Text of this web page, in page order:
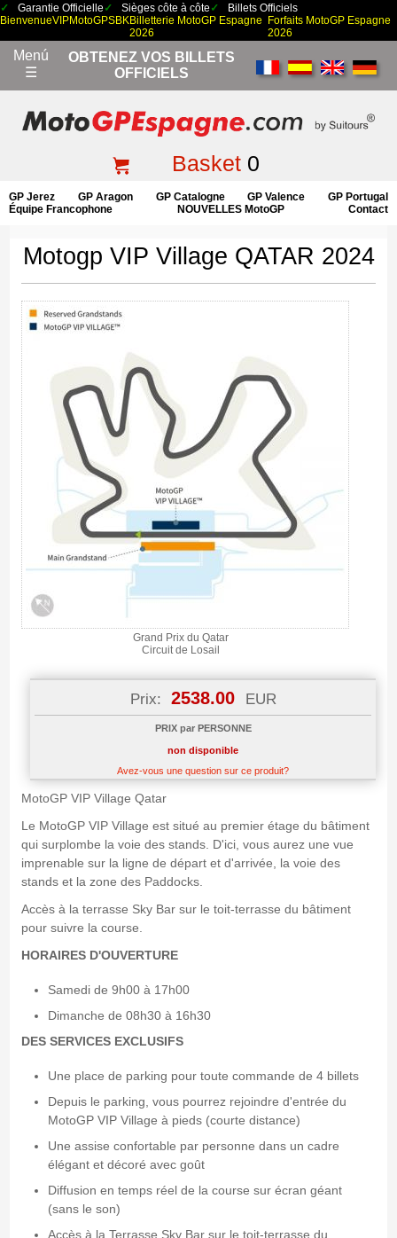
Garantie Officielle Sièges côte à côte
Billets Officiels
BienvenueVIPMotoGPSBKBilletterie MotoGP Espagne
2026
Forfaits MotoGP Espagne
2026
Menú
☰
OBTENEZ VOS BILLETS
OFFICIELS
Basket0
GP Jerez GP Aragon GP Catalogne GP Valence
GP Portugal
Équipe Francophone
NOUVELLES MotoGP Contact
Motogp VIP Village QATAR 2024
Grand Prix du Qatar
Circuit de Losail
Prix: 2538.00 EUR
PRIX par PERSONNE
non disponible
Avez-vous une question sur ce produit?
MotoGP VIP Village Qatar
Le MotoGP VIP Village est situé au premier étage du bâtiment
qui surplombe la voie des stands. D'ici, vous aurez une vue
imprenable sur la ligne de départ et d'arrivée, la voie des
stands et la zone des Paddocks.
Accès à la terrasse Sky Bar sur le toit-terrasse du bâtiment
pour suivre la course.
HORAIRES D'OUVERTURE
Samedi de 9h00 à 17h00
Dimanche de 08h30 à 16h30
DES SERVICES EXCLUSIFS
Une place de parking pour toute commande de 4 billets
Depuis le parking, vous pourrez rejoindre d'entrée du
MotoGP VIP Village à pieds (courte distance)
Une assise confortable par personne dans un cadre
élégant et décoré avec goût
Diffusion en temps réel de la course sur écran géant
(sans le son)
Accès à la Terrasse Sky Bar sur le toit-terrasse du